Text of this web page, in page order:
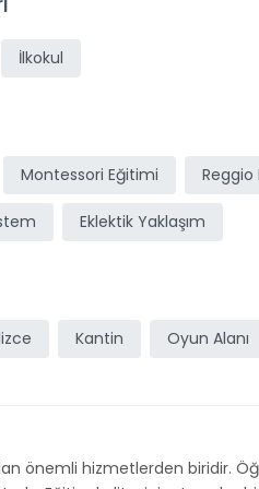
İlkokul
Montessori Eğitimi Reggio
Eklektik Yaklaşım
Kantin Oyun Alanı
önemli hizmetlerden biridir.